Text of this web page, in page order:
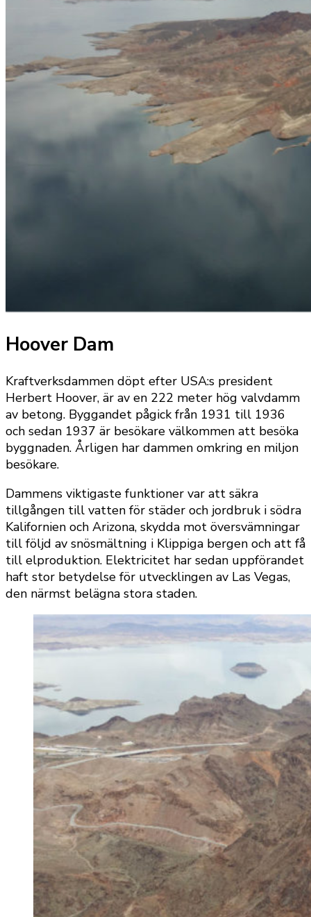
Hoover Dam
Kraftverksdammen döpt efter USA:s president
Herbert Hoover, är av en 222 meter hög valvdamm
av betong. Byggandet pågick från 1931 till 1936
och sedan 1937 är besökare välkommen att besöka
byggnaden. Årligen har dammen omkring en miljon
besökare.
Dammens viktigaste funktioner var att säkra
tillgången till vatten för städer och jordbruk i södra
Kalifornien och Arizona, skydda mot översvämningar
till följd av snösmältning i Klippiga bergen och att få
till elproduktion. Elektricitet har sedan uppförandet
haft stor betydelse för utvecklingen av Las Vegas,
den närmst belägna stora staden.